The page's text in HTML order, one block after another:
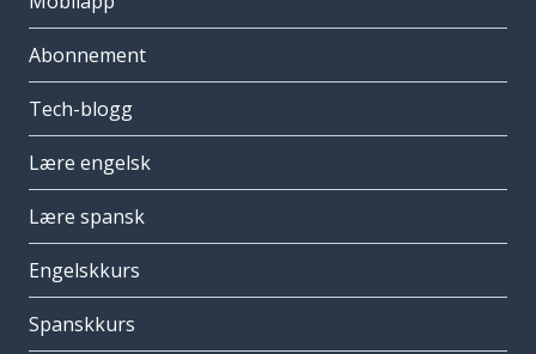
Abonnement
Tech-blogg
Lære engelsk
Lære spansk
Engelskkurs
Spanskkurs